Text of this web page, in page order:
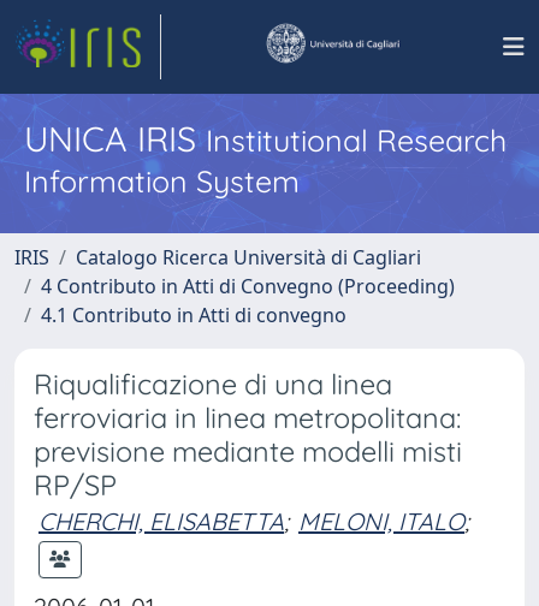
UNICA IRISInstitutional Research
Information System
IRIS
Catalogo Ricerca Università di Cagliari
4 Contributo in Atti di Convegno (Proceeding)
4.1 Contributo in Atti di convegno
Riqualificazione di una linea
ferroviaria in linea metropolitana:
previsione mediante modelli misti
RP/SP
CHERCHI, ELISABETTA; MELONI, ITALO;